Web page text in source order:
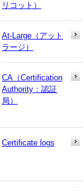
リコット）
At-Large（アット
ラージ）
CA（Certification
Authority：認証
局）
Certificate logs